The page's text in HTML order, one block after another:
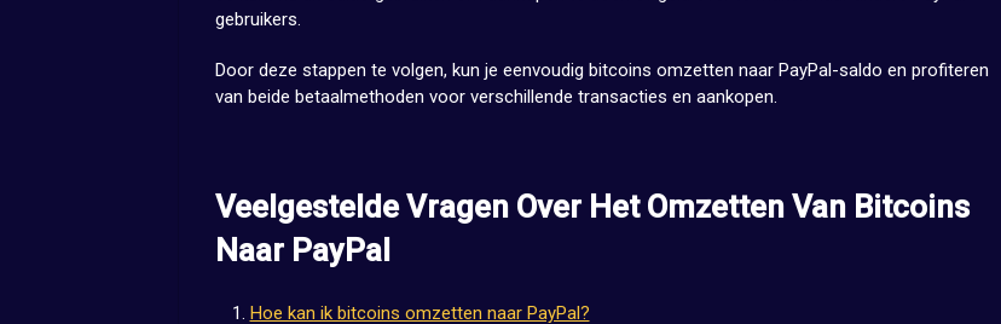
gebruikers.
Door deze stappen te volgen, kun je eenvoudig bitcoins omzetten naar PayPal-saldo en profiteren
van beide betaalmethoden voor verschillende transacties en aankopen.
Veelgestelde Vragen Over Het Omzetten Van Bitcoins
Naar PayPal
Hoe kan ik bitcoins omzetten naar PayPal?